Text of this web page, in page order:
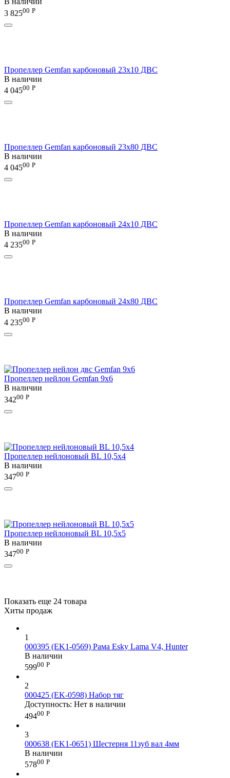
3 82500 Р
Пропеллер Gemfan карбоновый 23x10 ДВС
В наличии
4 04500 Р
Пропеллер Gemfan карбоновый 23x80 ДВС
В наличии
4 04500 Р
Пропеллер Gemfan карбоновый 24x10 ДВС
В наличии
4 23500 Р
Пропеллер Gemfan карбоновый 24x80 ДВС
В наличии
4 23500 Р
Пропеллер нейлон Gemfan 9x6
В наличии
34200 Р
Пропеллер нейлоновый BL 10,5х4
В наличии
34700 Р
Пропеллер нейлоновый BL 10,5х5
В наличии
34700 Р
Показать еще 24 товара
Хиты продаж
1
000395 (EK1-0569) Рама Esky Lama V4, Hunter
В наличии
59900 Р
2
000425 (EK-0598) Набор тяг
Доступность: Нет в наличии
49400 Р
3
000638 (EK1-0651) Шестерня 11зуб вал 4мм
В наличии
57800 Р